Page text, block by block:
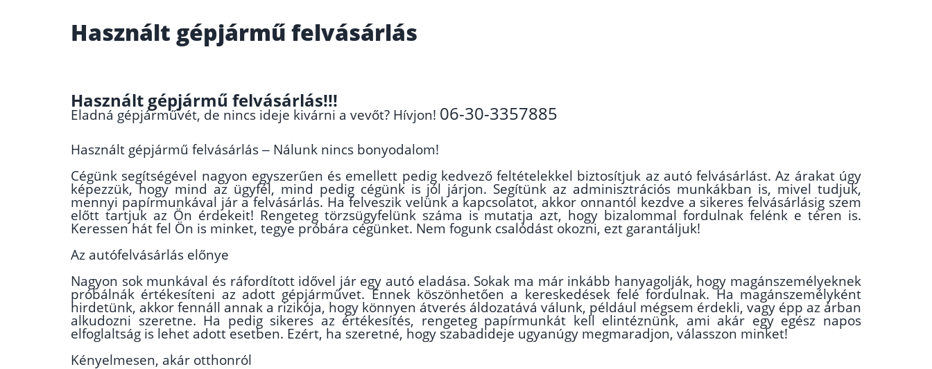
Használt gépjármű felvásárlás
Használt gépjármű felvásárlás!!!
Eladná gépjárművét, de nincs ideje kivárni a vevőt? Hívjon! 06-30-3357885
Használt gépjármű felvásárlás – Nálunk nincs bonyodalom!
Cégünk segítségével nagyon egyszerűen és emellett pedig kedvező feltételekkel biztosítjuk az autó felvásárlást. Az árakat úgy
képezzük, hogy mind az ügyfél, mind pedig cégünk is jól járjon. Segítünk az adminisztrációs munkákban is, mivel tudjuk,
mennyi papírmunkával jár a felvásárlás. Ha felveszik velünk a kapcsolatot, akkor onnantól kezdve a sikeres felvásárlásig szem
előtt tartjuk az Ön érdekeit! Rengeteg törzsügyfelünk száma is mutatja azt, hogy bizalommal fordulnak felénk e téren is.
Keressen hát fel Ön is minket, tegye próbára cégünket. Nem fogunk csalódást okozni, ezt garantáljuk!
Az autófelvásárlás előnye
Nagyon sok munkával és ráfordított idővel jár egy autó eladása. Sokak ma már inkább hanyagolják, hogy magánszemélyeknek
próbálnák értékesíteni az adott gépjárművet. Ennek köszönhetően a kereskedések felé fordulnak. Ha magánszemélyként
hirdetünk, akkor fennáll annak a rizikója, hogy könnyen átverés áldozatává válunk, például mégsem érdekli, vagy épp az árban
alkudozni szeretne. Ha pedig sikeres az értékesítés, rengeteg papírmunkát kell elintéznünk, ami akár egy egész napos
elfoglaltság is lehet adott esetben. Ezért, ha szeretné, hogy szabadideje ugyanúgy megmaradjon, válasszon minket!
Kényelmesen, akár otthonról